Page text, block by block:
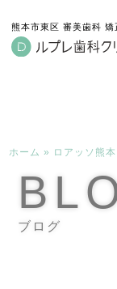
熊本市東区 審美歯科 矯
ホーム » ロアッソ熊
ブログ